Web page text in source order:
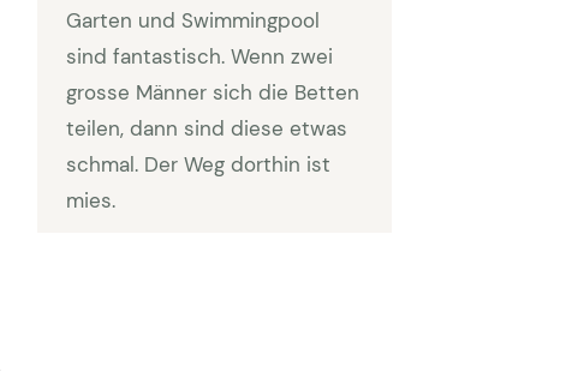
Garten und Swimmingpool
sind fantastisch. Wenn zwei
grosse Männer sich die Betten
teilen, dann sind diese etwas
schmal. Der Weg dorthin ist
mies.